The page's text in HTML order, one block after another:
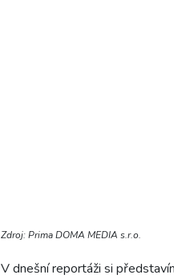
Zdroj: Prima DOMA MEDIA s.r.o.
V dnešní reportáži si